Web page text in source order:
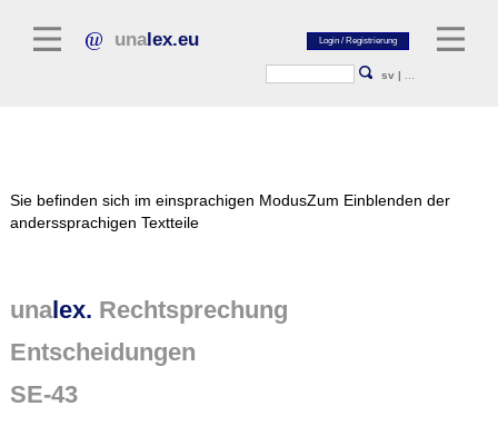
unalex.eu
sv |
Normtexte
Rechtsprechung
Sie befinden sich im einsprachigen ModusZum Einblenden der
anderssprachigen Textteile
unalex. Rechtsprechung
Entscheidungen
SE-43